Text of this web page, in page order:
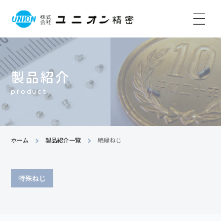
製品紹介
product
ホーム 製品紹介一覧 絶縁ねじ
特殊ねじ